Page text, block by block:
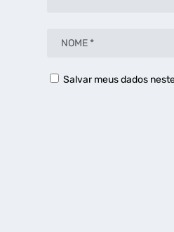
Salvar meus dados